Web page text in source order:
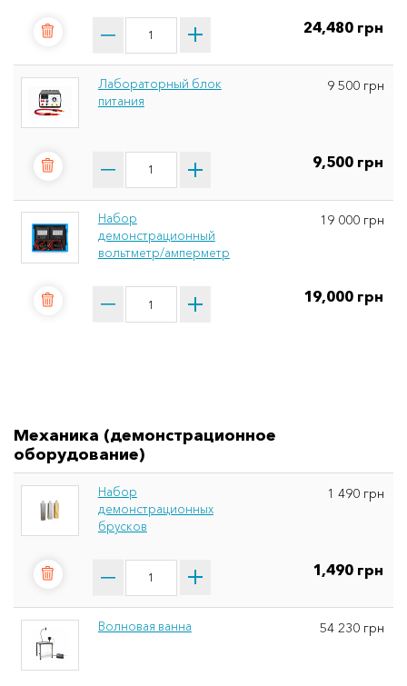
24,480 грн
Лабораторный блок
питания
9 500 грн
9,500 грн
Набор
демонстрационный
вольтметр/амперметр
19 000 грн
19,000 грн
Механика (демонстрационное
оборудование)
Набор
демонстрационных
брусков
1 490 грн
1,490 грн
Волновая ванна 54 230 грн